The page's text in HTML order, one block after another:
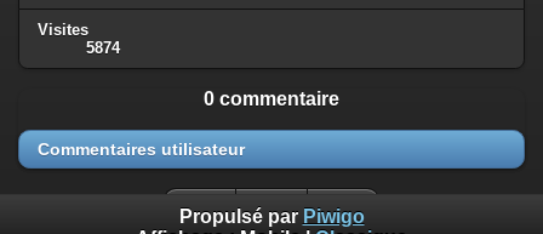
Visites
5874
0 commentaire
Commentaires utilisateur
Propulsé par Piwigo